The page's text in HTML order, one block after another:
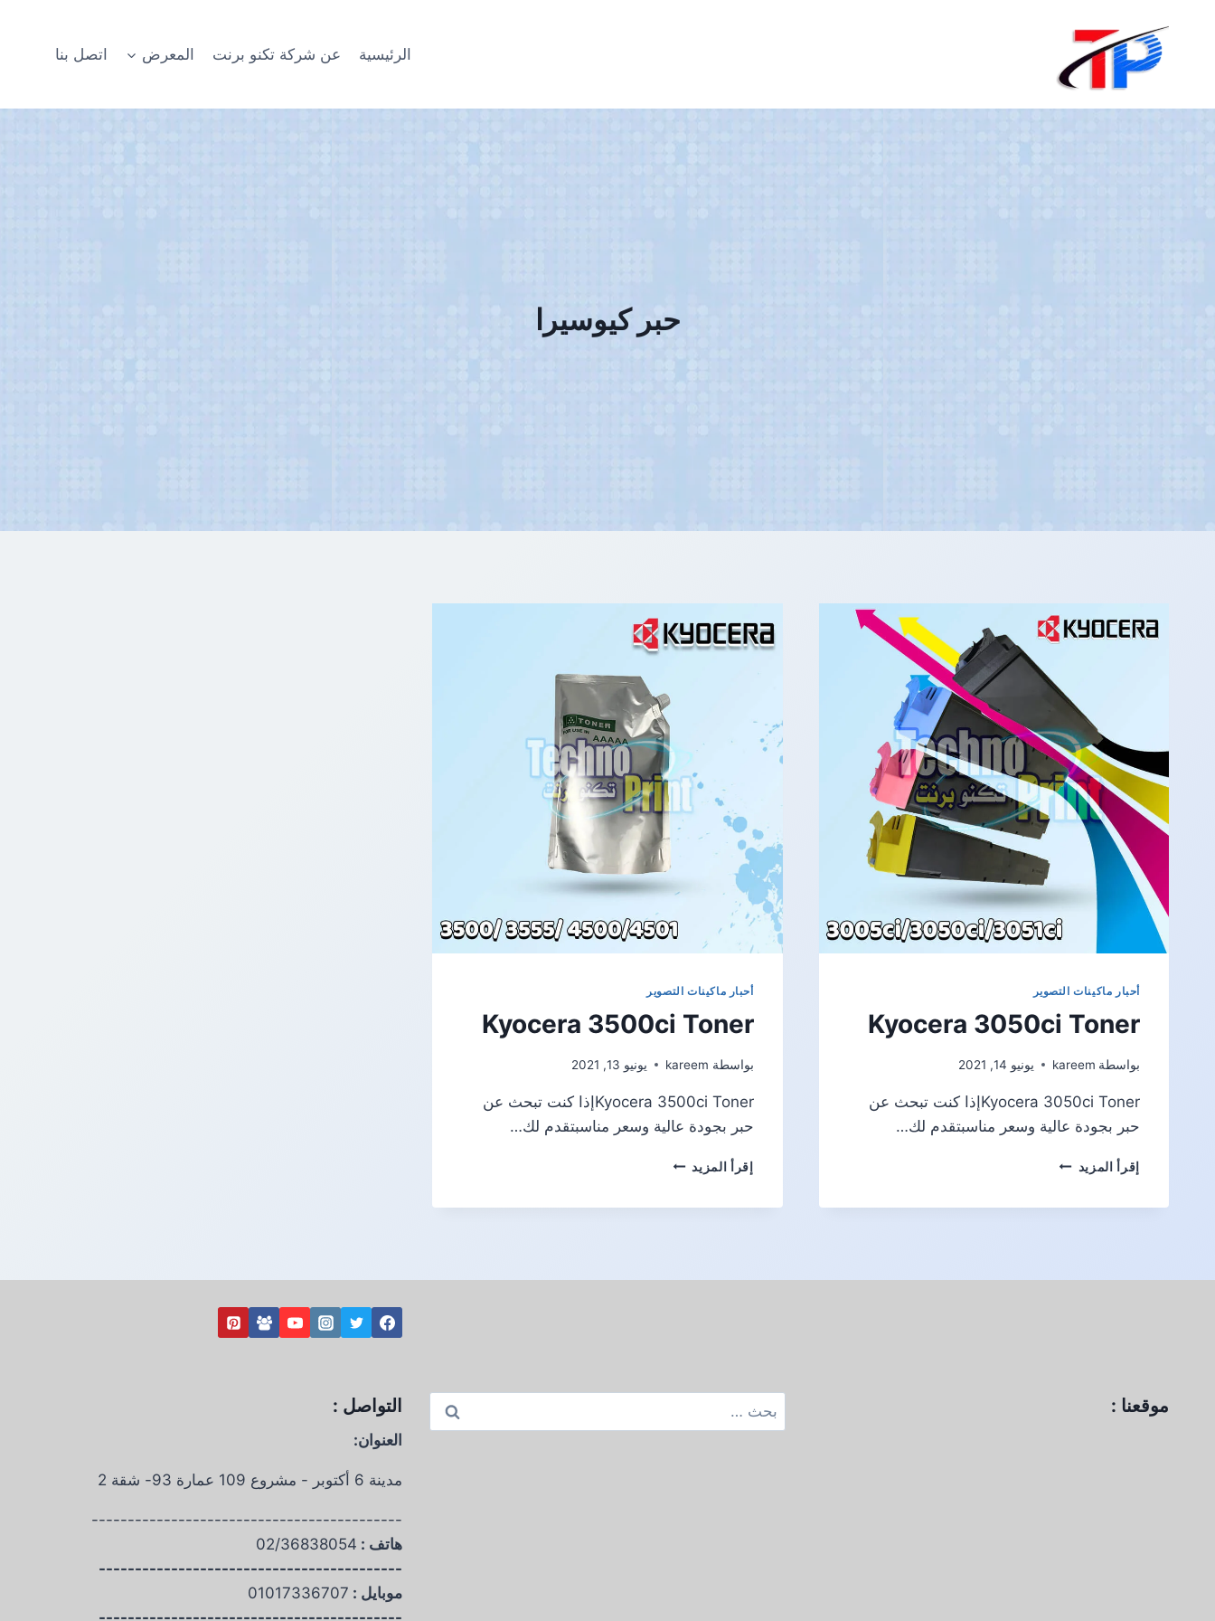
الرئيسية عن شركة تكنو برنت المعرض اتصل بنا
حبر كيوسيرا
أحبار ماكينات التصوير
Kyocera 3050ci Toner
بواسطة kareem يونيو 14, 2021
Kyocera 3050ci Tonerإذا كنت تبحث عن
حبر بجودة عالية وسعر مناسبتقدم لك…
إقرأ المزيد KYOCERA
أحبار ماكينات التصوير
Kyocera 3500ci Toner
بواسطة kareem يونيو 13, 2021
Kyocera 3500ci Tonerإذا كنت تبحث عن
حبر بجودة عالية وسعر مناسبتقدم لك…
إقرأ المزيد KYOCERA
موقعنا :
عن:
التواصل :
العنوان:
مدينة 6 أكتوبر - مشروع 109 عمارة 93- شقة 2
-------------------------------------------
هاتف : 02/36838054
------------------------------------------
موبايل : 01017336707
------------------------------------------